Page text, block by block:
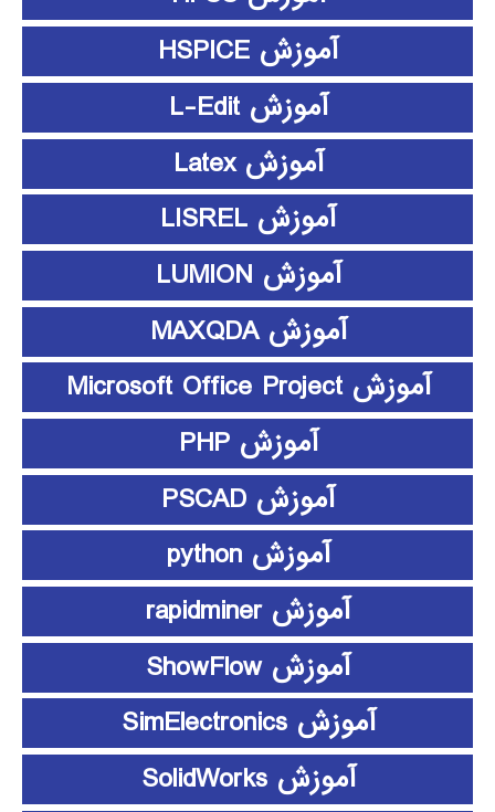
آموزش HSPICE
آموزش L-Edit
آموزش Latex
آموزش LISREL
آموزش LUMION
آموزش MAXQDA
آموزش Microsoft Office Project
آموزش PHP
آموزش PSCAD
آموزش python
آموزش rapidminer
آموزش ShowFlow
آموزش SimElectronics
آموزش SolidWorks